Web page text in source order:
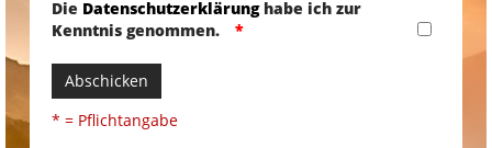
Die Datenschutzerklärunghabe ich zur
Kenntnis genommen.
Abschicken
* = Pflichtangabe